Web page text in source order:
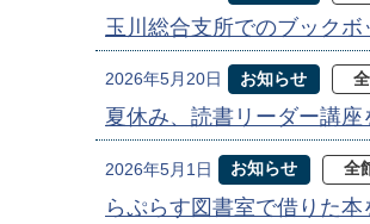
玉川総合支所でのブック
2026年5月20日 お知らせ
夏休み、読書リーダー講座
2026年5月1日 お知らせ 全
らぷらす図書室で借りた